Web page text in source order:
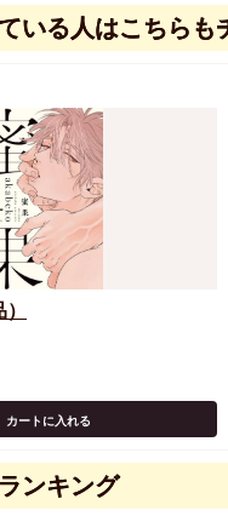
いる人はこちらも
カートに入れる
ンキング